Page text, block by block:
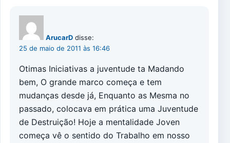
ArucarD disse:
25 de maio de 2011 às 16:46
Otimas Iniciativas a juventude ta Madando
bem, O grande marco começa e tem
mudanças desde já, Enquanto as Mesma no
passado, colocava em prática uma Juventude
de Destruição! Hoje a mentalidade Joven
começa vê o sentido do Trabalho em nosso